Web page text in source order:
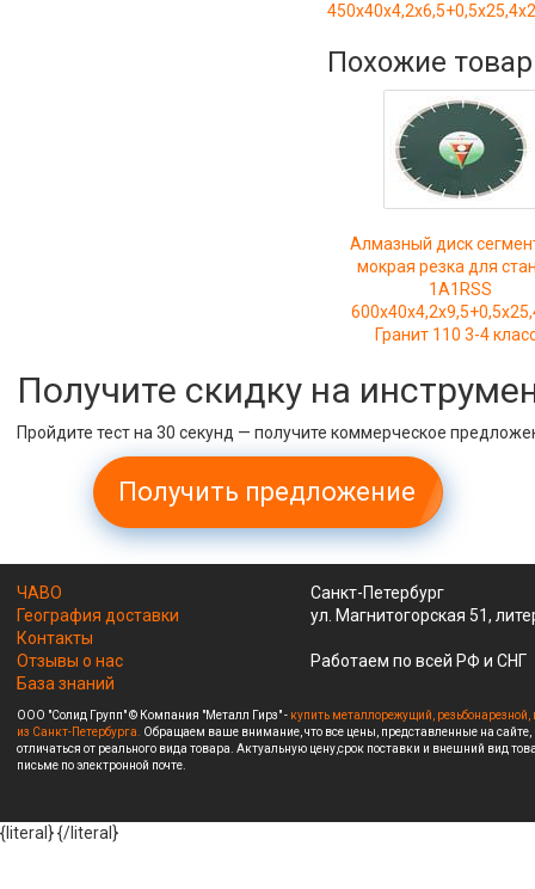
Похожие
Алмазный диск
мокрая резка для
1A1RSS
Гранит 110 3-4
Получите скидку на
Пройдите тест на 30 секунд — получите коммерческое
Получить предложение
ЧАВО
География доставки
Контакты
Отзывы о нас
База знаний
Санкт-Петербург
ул. Магнитогорская 51,
Работаем по всей РФ и СНГ
ООО "Солид Групп" © Компания "Металл Гирз" - купить металлорежущий,
из Санкт-Петербурга. Обращаем ваше внимание, что все цены, представленные на
отличаться от реального вида товара. Актуальную цену,срок поставки и внешний вид
письме по электронной почте.
{literal}{/literal}